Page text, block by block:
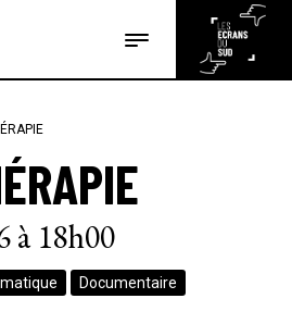
Les articles
à 18h00
Documentaire